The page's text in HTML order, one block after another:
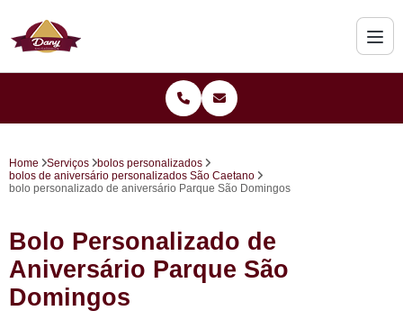
Home Serviços
bolos personalizados
bolos de aniversário personalizados São Caetano
bolo personalizado de aniversário Parque São Domingos
Bolo Personalizado de
Aniversário Parque São
Domingos